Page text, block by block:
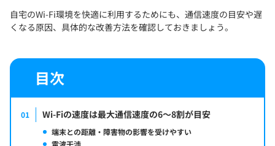
自宅のWi-Fi環境を快適に利用するためにも、通信速度の目安や遅
くなる原因、具体的な改善方法を確認しておきましょう。
目次
01 Wi-Fiの速度は最大通信速度の6〜8割が目安
端末との距離・障害物の影響を受けやすい
電波干渉